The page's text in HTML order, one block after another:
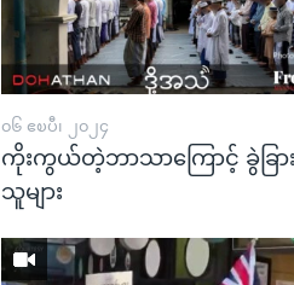
၀၆ ဧၿပီ၊ ၂၀၂၄
ကိုးကွယ်တဲ့ဘာသာကြောင့် ခွဲခြာ
သူများ